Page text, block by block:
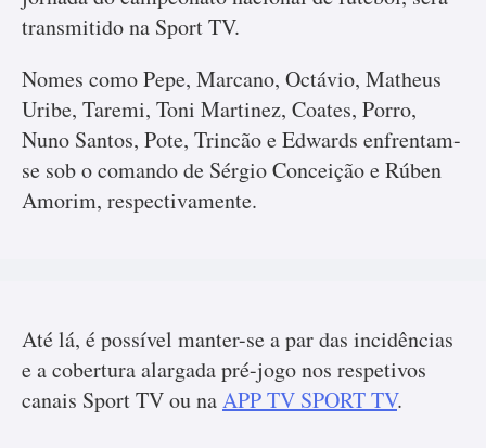
transmitido na Sport TV.
Nomes como Pepe, Marcano, Octávio, Matheus
Uribe, Taremi, Toni Martinez, Coates, Porro,
Nuno Santos, Pote, Trincão e Edwards enfrentam-
se sob o comando de Sérgio Conceição e Rúben
Amorim, respectivamente.
Até lá, é possível manter-se a par das incidências
e a cobertura alargada pré-jogo nos respetivos
canais Sport TV ou naAPP TV SPORT TV.